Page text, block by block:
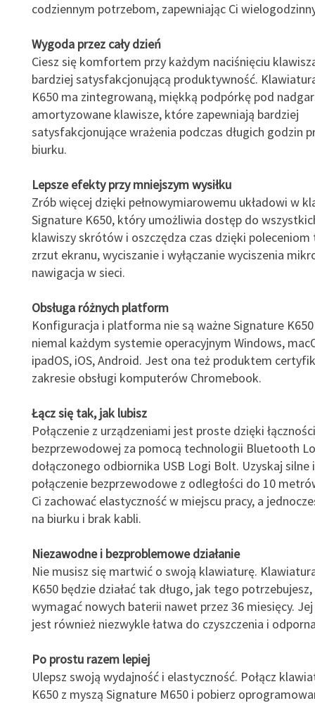
codziennym potrzebom, zapewniając Ci
Wygoda przez cały dzień
Ciesz się komfortem przy każdym naciśnięciu
bardziej satysfakcjonującą produktywność.
K650 ma zintegrowaną, miękką podpórkę pod
amortyzowane klawisze, które zapewniają bardziej
satysfakcjonujące wrażenia podczas długich godzin
biurku.
Lepsze efekty przy mniejszym wysiłku
Zrób więcej dzięki pełnowymiarowemu układowi w
Signature K650, który umożliwia dostęp do
klawiszy skrótów i oszczędza czas dzięki
zrzut ekranu, wyciszanie i wyłączanie wyciszenia
nawigacja w sieci.
Obsługa różnych platform
Konfiguracja i platforma nie są ważne Signature K650
niemal każdym systemie operacyjnym Windows,
ipadOS, iOS, Android. Jest ona też produktem
zakresie obsługi komputerów Chromebook.
Łącz się tak, jak lubisz
Połączenie z urządzeniami jest proste dzięki łączności
bezprzewodowej za pomocą technologii Bluetooth
dołączonego odbiornika USB Logi Bolt. Uzyskaj silne
połączenie bezprzewodowe z odległości do 10
Ci zachować elastyczność w miejscu pracy, a
na biurku i brak kabli.
Niezawodne i bezproblemowe działanie
Nie musisz się martwić o swoją klawiaturę.
K650 będzie działać tak długo, jak tego
wymagać nowych baterii nawet przez 36 miesięcy.
jest również niezwykle łatwa do czyszczenia i
Po prostu razem lepiej
Ulepsz swoją wydajność i elastyczność. Połącz
K650 z myszą Signature M650 i pobierz